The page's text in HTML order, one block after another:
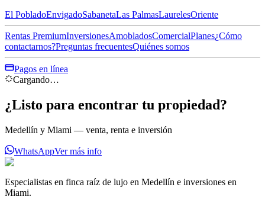
El PobladoEnvigadoSabanetaLas PalmasLaurelesOriente
Rentas PremiumInversionesAmobladosComercialPlanes¿Cómo
contactarnos?Preguntas frecuentesQuiénes somos
Pagos en línea
Cargando…
¿Listo para encontrar tu propiedad?
Medellín y Miami — venta, renta e inversión
WhatsAppVer más info
Especialistas en finca raíz de lujo en Medellín e inversiones en
Miami.